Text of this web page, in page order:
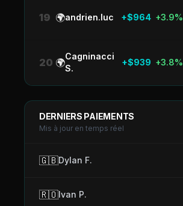
19 🌍andrien.luc +$964 +3.9%
20 🌍
Cagninacci
S.
+$939 +3.8%
DERNIERS PAIEMENTS
Mis à jour en temps réel
🇬🇧Dylan F.
🇷🇴Ivan P.